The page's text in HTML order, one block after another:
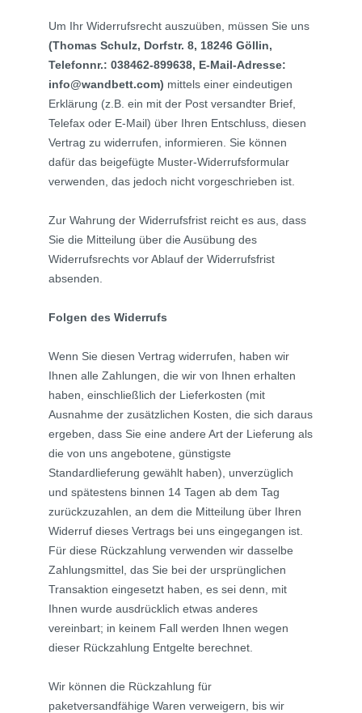
Um Ihr Widerrufsrecht auszuüben, müssen Sie uns
(Thomas Schulz, Dorfstr. 8, 18246 Göllin,
Telefonnr.: 038462-899638, E-Mail-Adresse:
info@wandbett.com) mittels einer eindeutigen
Erklärung (z.B. ein mit der Post versandter Brief,
Telefax oder E-Mail) über Ihren Entschluss, diesen
Vertrag zu widerrufen, informieren. Sie können
dafür das beigefügte Muster-Widerrufsformular
verwenden, das jedoch nicht vorgeschrieben ist.
Zur Wahrung der Widerrufsfrist reicht es aus, dass
Sie die Mitteilung über die Ausübung des
Widerrufsrechts vor Ablauf der Widerrufsfrist
absenden.
Folgen des Widerrufs
Wenn Sie diesen Vertrag widerrufen, haben wir
Ihnen alle Zahlungen, die wir von Ihnen erhalten
haben, einschließlich der Lieferkosten (mit
Ausnahme der zusätzlichen Kosten, die sich daraus
ergeben, dass Sie eine andere Art der Lieferung als
die von uns angebotene, günstigste
Standardlieferung gewählt haben), unverzüglich
und spätestens binnen 14 Tagen ab dem Tag
zurückzuzahlen, an dem die Mitteilung über Ihren
Widerruf dieses Vertrags bei uns eingegangen ist.
Für diese Rückzahlung verwenden wir dasselbe
Zahlungsmittel, das Sie bei der ursprünglichen
Transaktion eingesetzt haben, es sei denn, mit
Ihnen wurde ausdrücklich etwas anderes
vereinbart; in keinem Fall werden Ihnen wegen
dieser Rückzahlung Entgelte berechnet.
Wir können die Rückzahlung für
paketversandfähige Waren verweigern, bis wir